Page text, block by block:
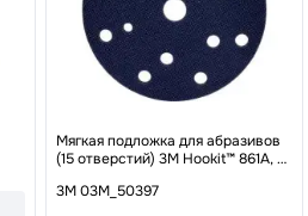
Мягкая подложка для абразивов
(15 отверстий) 3M Hookit™ 861A, Ø
3M 03M_50397